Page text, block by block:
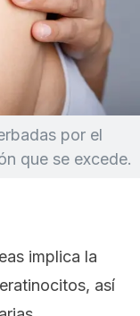
por el
que se excede.
implica la
así